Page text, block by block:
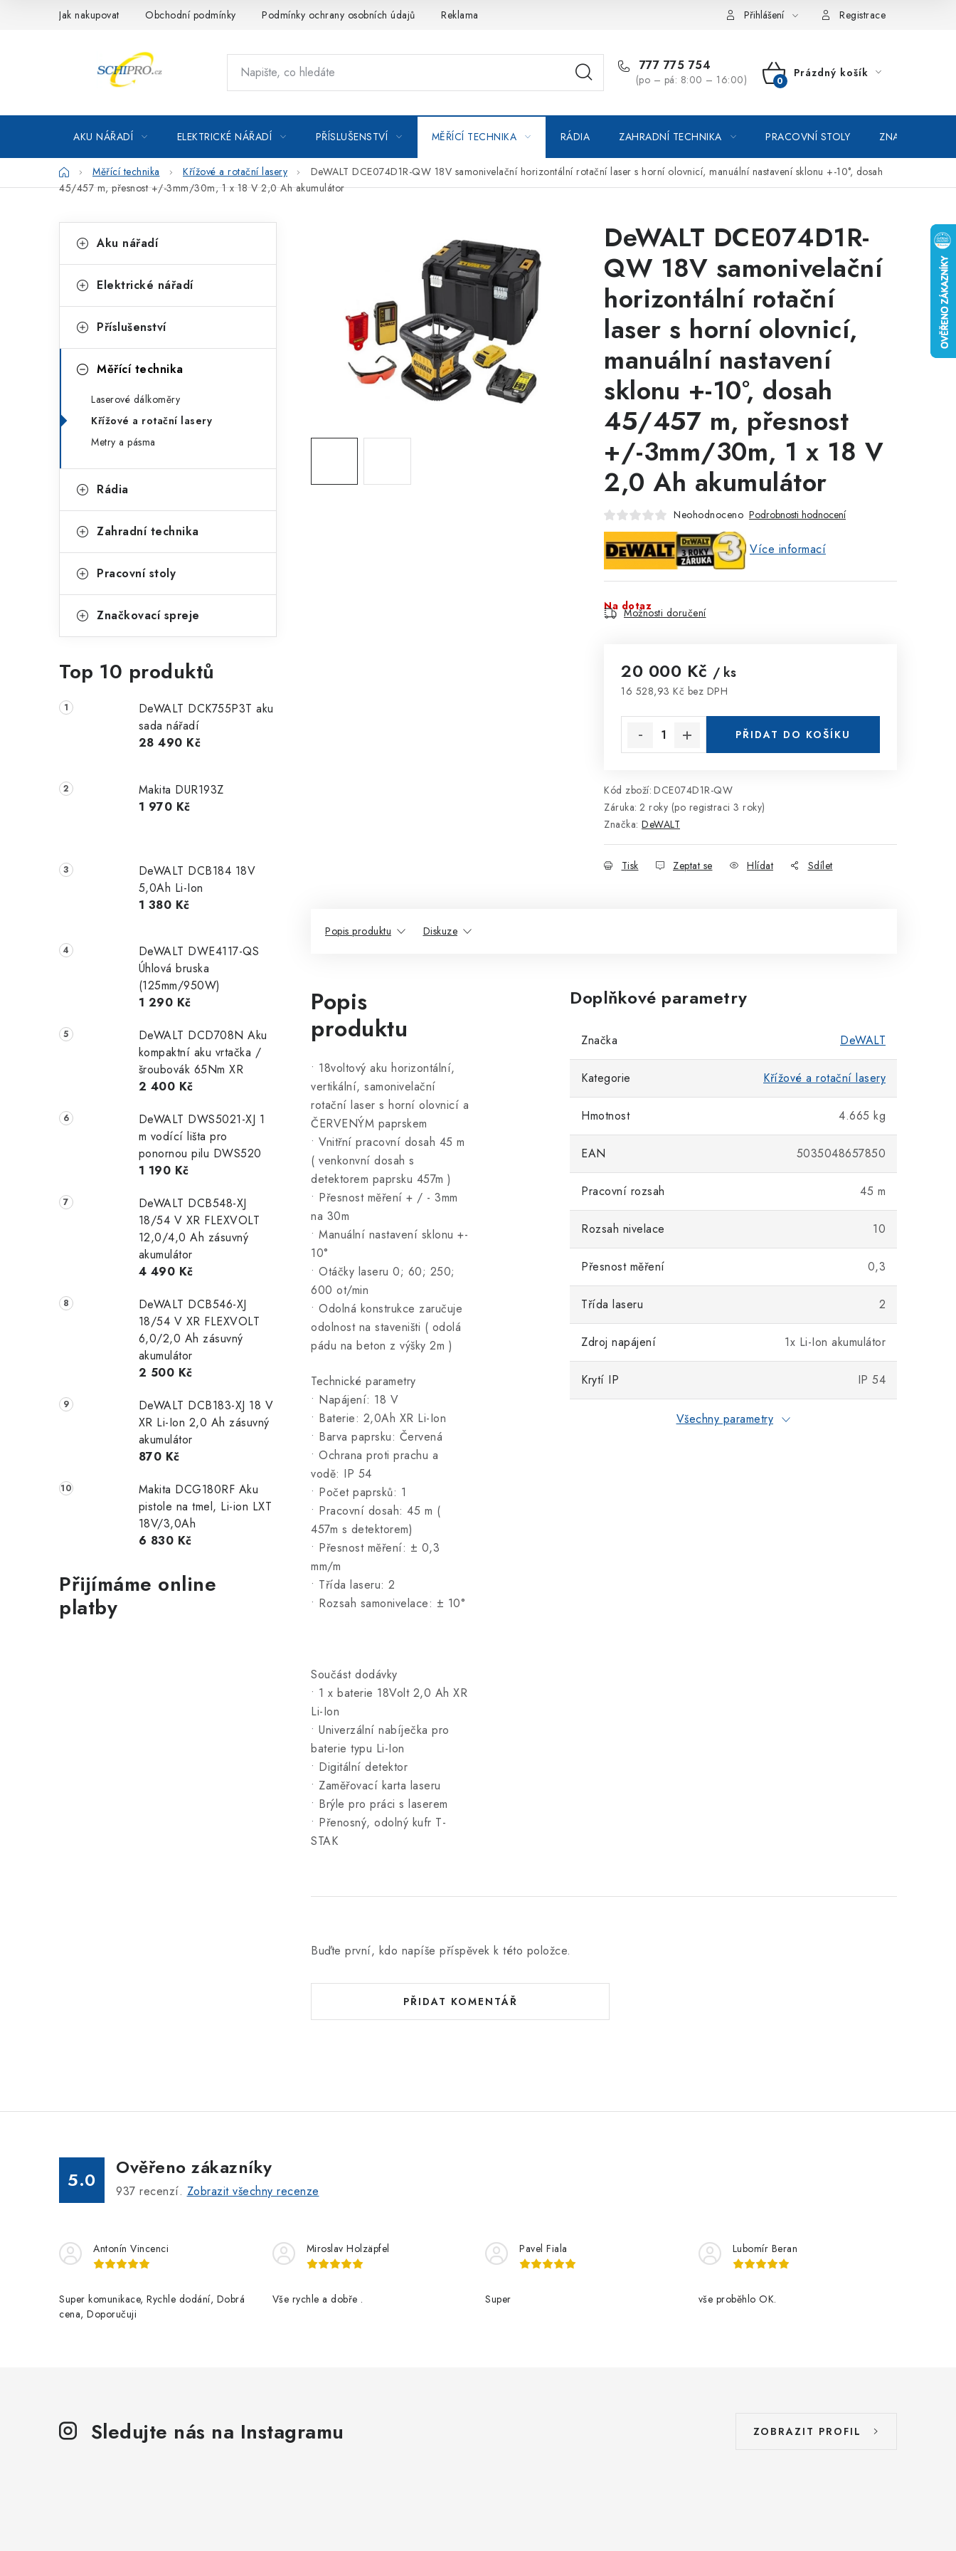
Jak nakupovat Obchodní podmínky Podmínky ochrany osobních údajů Reklamace Moje objednávka / odstoupení od smlouvy Online platby Comgate
Přihlášení Registrace
777 775 754
(po – pá: 8:00 – 16:00)
NÁKUPNÍ
Prázdný košík
AKU NÁŘADÍ ELEKTRICKÉ NÁŘADÍ PŘÍSLUŠENSTVÍ MĚŘÍCÍ TECHNIKA RÁDIA ZAHRADNÍ TECHNIKA PRACOVNÍ STOLY ZNAČKOVACÍ
DomůMěřící technika Křížové a rotační lasery
DeWALT DCE074D1R-QW 18V samonivelační horizontální rotační laser s horní olovnicí, manuální nastavení sklonu +-10°, dosah
45/457 m, přesnost +/-3mm/30m, 1 x 18 V 2,0 Ah akumulátor
o
t
r
n
p
a
e
l
kategorie
a
e
o
e
Aku nářadí
Elektrické nářadí
Příslušenství
Měřící technika
Laserové dálkoměry
Křížové a rotační lasery
Metry a pásma
Rádia
Zahradní technika
Pracovní stoly
Značkovací spreje
Top 10 produktů
DeWALT DCK755P3T aku
sada nářadí
28 490 Kč
Makita DUR193Z
1 970 Kč
DeWALT DCB184 18V
5,0Ah Li-Ion
1 380 Kč
DeWALT DWE4117-QS
Úhlová bruska
(125mm/950W)
1 290 Kč
DeWALT DCD708N Aku
kompaktní aku vrtačka /
šroubovák 65Nm XR
2 400 Kč
DeWALT DWS5021-XJ 1
m vodící lišta pro
ponornou pilu DWS520
1 190 Kč
DeWALT DCB548-XJ
18/54 V XR FLEXVOLT
12,0/4,0 Ah zásuvný
akumulátor
4 490 Kč
DeWALT DCB546-XJ
18/54 V XR FLEXVOLT
6,0/2,0 Ah zásuvný
akumulátor
2 500 Kč
DeWALT DCB183-XJ 18 V
XR Li-Ion 2,0 Ah zásuvný
akumulátor
870 Kč
Makita DCG180RF Aku
pistole na tmel, Li-ion LXT
18V/3,0Ah
6 830 Kč
Přijímáme online
platby
DeWALT DCE074D1R-
QW 18V samonivelační
horizontální rotační
laser s horní olovnicí,
manuální nastavení
sklonu +-10°, dosah
45/457 m, přesnost
+/-3mm/30m, 1 x 18 V
2,0 Ah akumulátor
Neohodnoceno Podrobnosti hodnocení
Více informací
Na dotaz
Možnosti doručení
20 000 Kč / ks
16 528,93 Kč bez DPH
PŘIDAT DO KOŠÍKU
Kód zboží: DCE074D1R-QW
Záruka: 2 roky (po registraci 3 roky)
Značka: DeWALT
Tisk Zeptat se Hlídat Sdílet
Popis produktu Diskuze
Popis
produktu
• 18voltový aku horizontální,
vertikální, samonivelační
rotační laser s horní olovnicí a
ČERVENÝM paprskem
• Vnitřní pracovní dosah 45 m
( venkonvní dosah s
detektorem paprsku 457m )
• Přesnost měření + / - 3mm
na 30m
• Manuální nastavení sklonu +-
10°
• Otáčky laseru 0; 60; 250;
600 ot/min
• Odolná konstrukce zaručuje
odolnost na staveništi ( odolá
pádu na beton z výšky 2m )
Technické parametry
• Napájení: 18 V
• Baterie: 2,0Ah XR Li-Ion
• Barva paprsku: Červená
• Ochrana proti prachu a
vodě: IP 54
• Počet paprsků: 1
• Pracovní dosah: 45 m (
457m s detektorem)
• Přesnost měření: ± 0,3
mm/m
• Třída laseru: 2
• Rozsah samonivelace: ± 10°
Součást dodávky
• 1 x baterie 18Volt 2,0 Ah XR
Li-Ion
• Univerzální nabíječka pro
baterie typu Li-Ion
• Digitální detektor
• Zaměřovací karta laseru
• Brýle pro práci s laserem
• Přenosný, odolný kufr T-
STAK
Doplňkové parametry
Značka DeWALT
Kategorie Křížové a rotační lasery
Hmotnost 4.665 kg
EAN 5035048657850
Pracovní rozsah 45 m
Rozsah nivelace 10
Přesnost měření 0,3
Třída laseru 2
Zdroj napájení 1x Li-Ion akumulátor
Krytí IP IP 54
Všechny parametry
Buďte první, kdo napíše příspěvek k této položce.
PŘIDAT KOMENTÁŘ
5.0
Ověřeno zákazníky
937 recenzí. Zobrazit všechny recenze
Antonín Vincenci
Super komunikace, Rychle dodání, Dobrá
cena, Doporučuji
Miroslav Holzäpfel
Vše rychle a dobře .
Pavel Fiala
Super
Lubomír Beran
vše proběhlo OK.
Sledujte nás na Instagramu ZOBRAZIT PROFIL